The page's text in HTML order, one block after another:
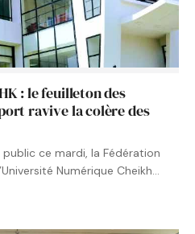
: le feuilleton des
ravive la colère des
ce mardi, la Fédération
Numérique Cheikh